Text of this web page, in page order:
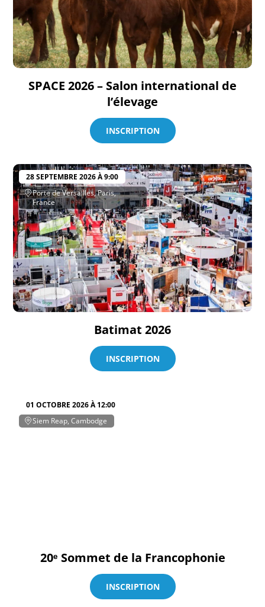
SPACE 2026 – Salon international de
l’élevage
INSCRIPTION
28 SEPTEMBRE 2026 À 9:00
Porte de Versailles, Paris,
France
Batimat 2026
INSCRIPTION
01 OCTOBRE 2026 À 12:00
Siem Reap, Cambodge
20ᵉ Sommet de la Francophonie
INSCRIPTION